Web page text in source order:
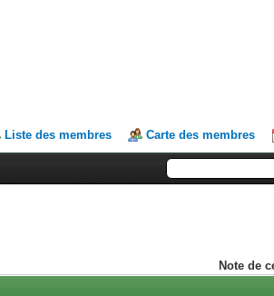
Liste des membres Carte des membres
Note de